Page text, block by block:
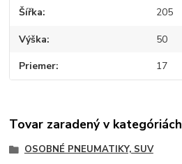
Šířka 205
Výška 50
Priemer 17
Tovar zaradený v kategóriách
OSOBNÉ PNEUMATIKY, SUV